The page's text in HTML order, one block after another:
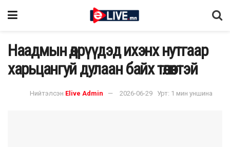
Наадмын өдрүүдэд ихэнх нутгаар
харьцангуй дулаан байх төлөвтэй
Нийтэлсэн Elive Admin 2026-06-29 Урт: 1 мин уншина